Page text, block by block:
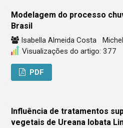
Modelagem do processo
Brasil
Isabella Almeida Costa
Visualizações do artigo: 377
PDF
Influência de tratamentos
vegetais de Ureana lobata